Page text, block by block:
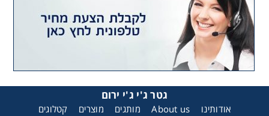
גטר ג'י ג'י ירום
אודותינו About us מותגים מוצרים קטלוגים